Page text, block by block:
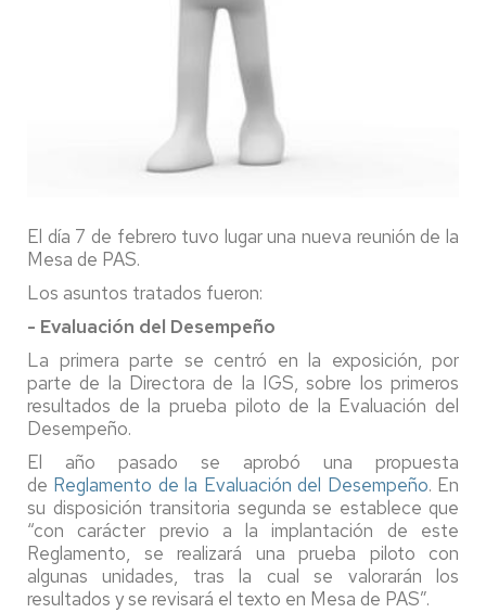
El día 7 de febrero tuvo lugar una nueva reunión de la
Mesa de PAS.
Los asuntos tratados fueron:
- Evaluación del Desempeño
La primera parte se centró en la exposición, por
parte de la Directora de la IGS, sobre los primeros
resultados de la prueba piloto de la Evaluación del
Desempeño.
El año pasado se aprobó una propuesta
de Reglamento de la Evaluación del Desempeño. En
su disposición transitoria segunda se establece que
“con carácter previo a la implantación de este
Reglamento, se realizará una prueba piloto con
algunas unidades, tras la cual se valorarán los
resultados y se revisará el texto en Mesa de PAS”.